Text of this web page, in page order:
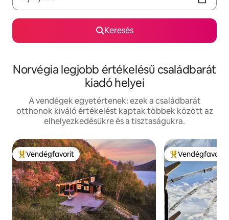
Keresés
Norvégia legjobb értékelésű családbarát
kiadó helyei
A vendégek egyetértenek: ezek a családbarát
otthonok kiváló értékelést kaptak többek között az
elhelyezkedésükre és a tisztaságukra.
Kiemelt vendégfavorit
Vendégfavorit Kiemelt
Vendégfavorit